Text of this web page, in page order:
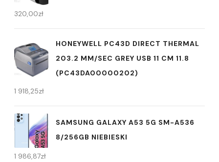
320,00zł
HONEYWELL PC43D DIRECT THERMAL
203.2 MM/SEC GREY USB 11 CM 11.8
(PC43DA00000202)
1 918,25zł
SAMSUNG GALAXY A53 5G SM-A536
8/256GB NIEBIESKI
1 986,87zł